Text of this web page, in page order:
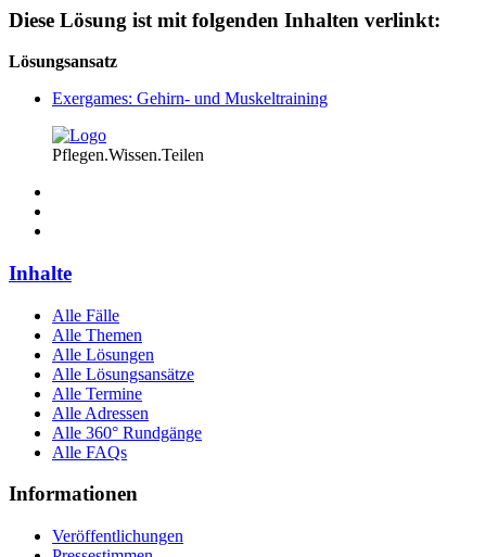
Diese Lösung ist mit folgenden Inhalten verlinkt:
Lösungsansatz
Exergames: Gehirn- und Muskeltraining
Pflegen.Wissen.Teilen
Inhalte
Alle Fälle
Alle Themen
Alle Lösungen
Alle Lösungsansätze
Alle Termine
Alle Adressen
Alle 360° Rundgänge
Alle FAQs
Informationen
Veröffentlichungen